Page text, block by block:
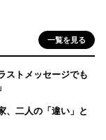
一覧を見る
ストメッセージでも
二人の「違い」と